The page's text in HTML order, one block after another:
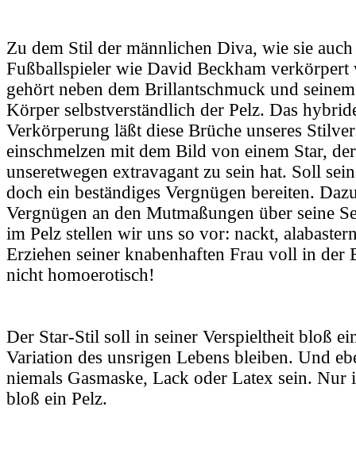
Zu dem Stil der männlichen Diva, wie sie
Fußballspieler wie David Beckham verkörpert
gehört neben dem Brillantschmuck und
Körper selbstverständlich der Pelz. Das
Verkörperung läßt diese Brüche unseres
einschmelzen mit dem Bild von einem Star,
unseretwegen extravagant zu sein hat. Soll
doch ein beständiges Vergnügen bereiten.
Vergnügen an den Mutmaßungen über seine
im Pelz stellen wir uns so vor: nackt,
Erziehen seiner knabenhaften Frau voll in der
nicht homoerotisch!
Der Star-Stil soll in seiner Verspieltheit bloß
Variation des unsrigen Lebens bleiben. Und
niemals Gasmaske, Lack oder Latex sein. Nur
bloß ein Pelz.